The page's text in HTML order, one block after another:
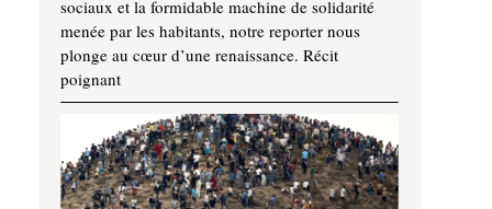
sociaux et la formidable machine de solidarité
menée par les habitants, notre reporter nous
plonge au cœur d’une renaissance. Récit
poignant